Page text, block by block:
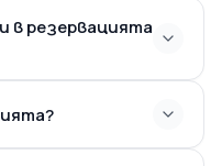
в резервацията